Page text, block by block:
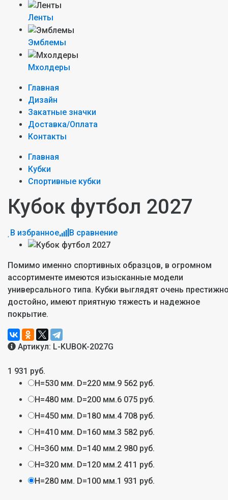
Ленты
Эмблемы
Мхолдеры
Главная
Дизайн
Закатные значки
Доставка/Оплата
Контакты
Главная
Кубки
Спортивные кубки
Кубок футбол 2027
В избранное В сравнение
Помимо именно спортивных образцов, в огромном
ассортименте имеются изысканные модели
универсального типа. Кубки выглядят очень
достойно, имеют приятную тяжесть и надежное
покрытие.
Артикул: L-KUBOK-2027G
1 931 руб.
H=530 мм. D=220 мм.9 562 руб.
H=480 мм. D=200 мм.6 075 руб.
H=450 мм. D=180 мм.4 708 руб.
H=410 мм. D=160 мм.3 582 руб.
H=360 мм. D=140 мм.2 980 руб.
H=320 мм. D=120 мм.2 411 руб.
H=280 мм. D=100 мм.1 931 руб.